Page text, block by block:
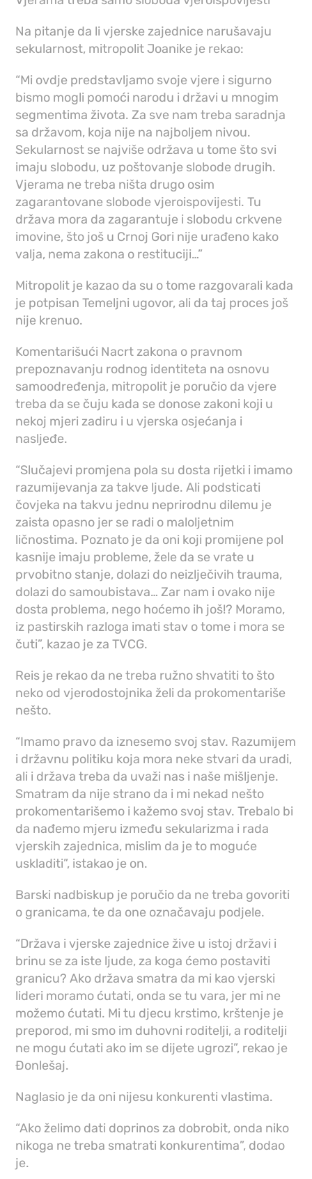
Na pitanje da li vjerske zajednice narušavaju
sekularnost, mitropolit Joanike je rekao:
“Mi ovdje predstavljamo svoje vjere i sigurno
bismo mogli pomoći narodu i državi u mnogim
segmentima života. Za sve nam treba saradnja
sa državom, koja nije na najboljem nivou.
Sekularnost se najviše održava u tome što svi
imaju slobodu, uz poštovanje slobode drugih.
Vjerama ne treba ništa drugo osim
zagarantovane slobode vjeroispovijesti. Tu
država mora da zagarantuje i slobodu crkvene
imovine, što još u Crnoj Gori nije urađeno kako
valja, nema zakona o restituciji…”
Mitropolit je kazao da su o tome razgovarali kada
je potpisan Temeljni ugovor, ali da taj proces još
nije krenuo.
Komentarišući Nacrt zakona o pravnom
prepoznavanju rodnog identiteta na osnovu
samoodređenja, mitropolit je poručio da vjere
treba da se čuju kada se donose zakoni koji u
nekoj mjeri zadiru i u vjerska osjećanja i
nasljeđe.
“Slučajevi promjena pola su dosta rijetki i imamo
razumijevanja za takve ljude. Ali podsticati
čovjeka na takvu jednu neprirodnu dilemu je
zaista opasno jer se radi o maloljetnim
ličnostima. Poznato je da oni koji promijene pol
kasnije imaju probleme, žele da se vrate u
prvobitno stanje, dolazi do neizlječivih trauma,
dolazi do samoubistava… Zar nam i ovako nije
dosta problema, nego hoćemo ih još!? Moramo,
iz pastirskih razloga imati stav o tome i mora se
čuti”, kazao je za TVCG.
Reis je rekao da ne treba ružno shvatiti to što
neko od vjerodostojnika želi da prokomentariše
nešto.
“Imamo pravo da iznesemo svoj stav. Razumijem
i državnu politiku koja mora neke stvari da uradi,
ali i država treba da uvaži nas i naše mišljenje.
Smatram da nije strano da i mi nekad nešto
prokomentarišemo i kažemo svoj stav. Trebalo bi
da nađemo mjeru između sekularizma i rada
vjerskih zajednica, mislim da je to moguće
uskladiti”, istakao je on.
Barski nadbiskup je poručio da ne treba govoriti
o granicama, te da one označavaju podjele.
“Država i vjerske zajednice žive u istoj državi i
brinu se za iste ljude, za koga ćemo postaviti
granicu? Ako država smatra da mi kao vjerski
lideri moramo ćutati, onda se tu vara, jer mi ne
možemo ćutati. Mi tu djecu krstimo, krštenje je
preporod, mi smo im duhovni roditelji, a roditelji
ne mogu ćutati ako im se dijete ugrozi”, rekao je
Đonlešaj.
Naglasio je da oni nijesu konkurenti vlastima.
“Ako želimo dati doprinos za dobrobit, onda niko
nikoga ne treba smatrati konkurentima”, dodao
je.